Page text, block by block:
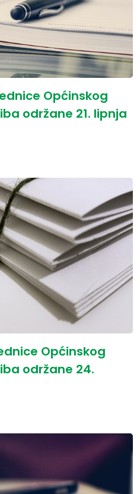
Općinskog
održane 21. lipnja
Općinskog
održane 24.